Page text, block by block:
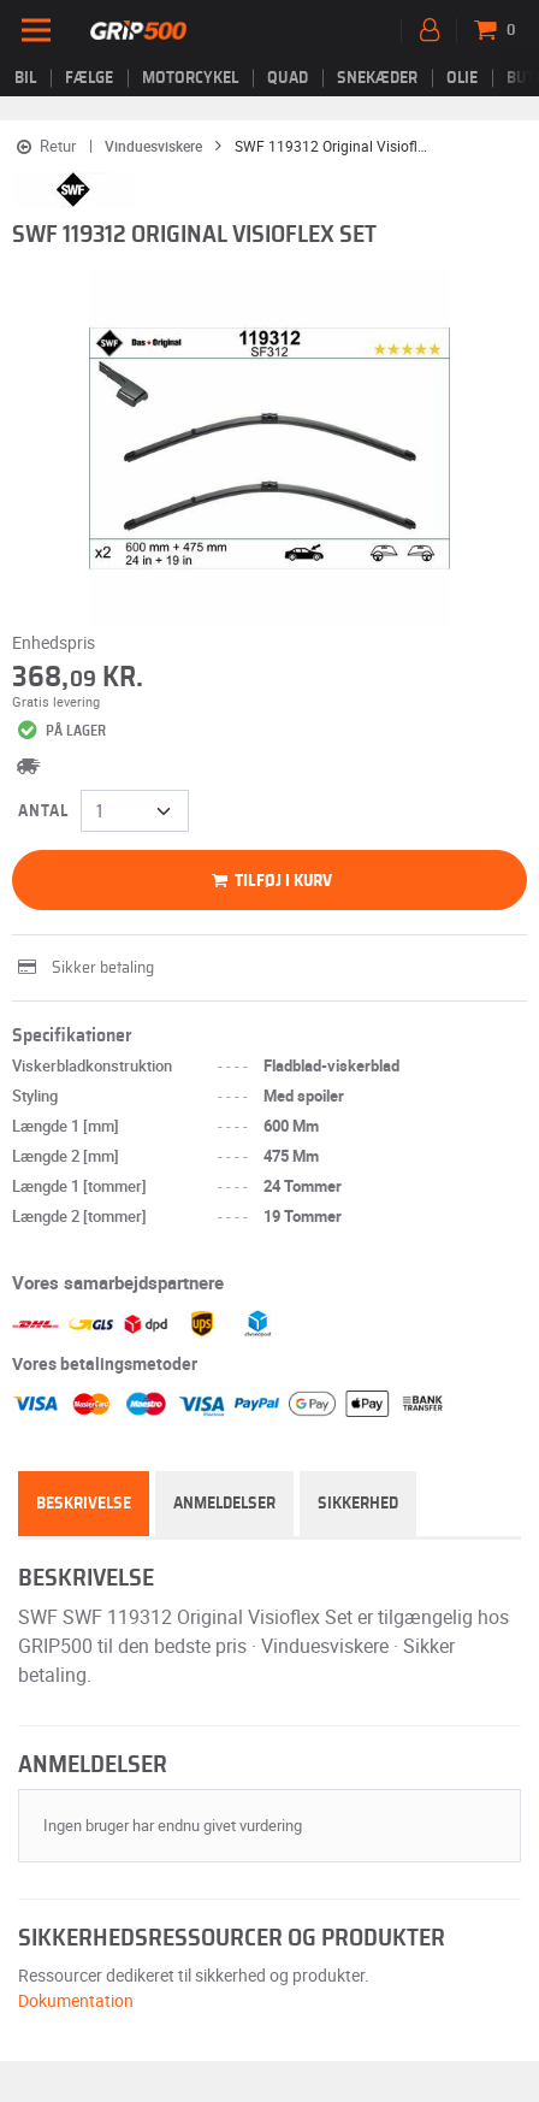
BIL FÆLGE MOTORCYKEL QUAD SNEKÆDER OLIE
0
Retur Vinduesviskere
SWF 119312 ORIGINAL VISIOFLEX SET
Enhedspris
368,09 KR.
Gratis levering
PÅ LAGER
ANTAL
TILFØJ I KURV
Sikker betaling
Specifikationer
Viskerbladkonstruktion ----
Fladblad-viskerblad
Styling
----
Med spoiler
Længde 1 [mm]
----
600 Mm
Længde 2 [mm]
----
475 Mm
Længde 1 [tommer]
----
24 Tommer
Længde 2 [tommer]
---- 19 Tommer
Vores samarbejdspartnere
Vores betalingsmetoder
BESKRIVELSE ANMELDELSER SIKKERHED
BESKRIVELSE
SWF SWF 119312 Original Visioflex Set er tilgængelig hos
GRIP500 til den bedste pris · Vinduesviskere · Sikker
betaling.
ANMELDELSER
Ingen bruger har endnu givet vurdering
SIKKERHEDSRESSOURCER OG PRODUKTER
Ressourcer dedikeret til sikkerhed og produkter.
Dokumentation